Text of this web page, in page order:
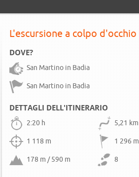
L'escursione a colpo d'occhio
DOVE?
San Martino in Badia
San Martino in Badia
DETTAGLI DELL'ITINERARIO
2:20 h 5,21 km
1 118 m 1 296 m
178 m / 590 m 8